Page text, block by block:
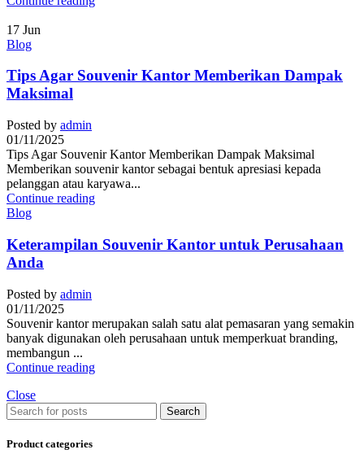
17 Jun
Blog
Tips Agar Souvenir Kantor Memberikan Dampak
Maksimal
Posted by admin
01/11/2025
Tips Agar Souvenir Kantor Memberikan Dampak Maksimal
Memberikan souvenir kantor sebagai bentuk apresiasi kepada
pelanggan atau karyawa...
Continue reading
Blog
Keterampilan Souvenir Kantor untuk Perusahaan
Anda
Posted by admin
01/11/2025
Souvenir kantor merupakan salah satu alat pemasaran yang semakin
banyak digunakan oleh perusahaan untuk memperkuat branding,
membangun ...
Continue reading
Close
Search
Product categories